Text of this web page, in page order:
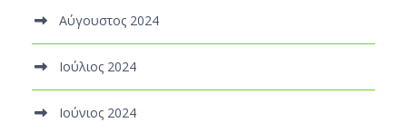
Αύγουστος 2024
Ιούλιος 2024
Ιούνιος 2024